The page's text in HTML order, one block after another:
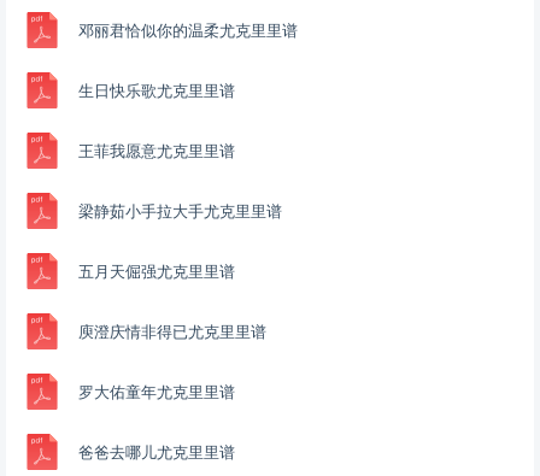
邓丽君恰似你的温柔尤克里里谱
生日快乐歌尤克里里谱
王菲我愿意尤克里里谱
梁静茹小手拉大手尤克里里谱
五月天倔强尤克里里谱
庾澄庆情非得已尤克里里谱
罗大佑童年尤克里里谱
爸爸去哪儿尤克里里谱